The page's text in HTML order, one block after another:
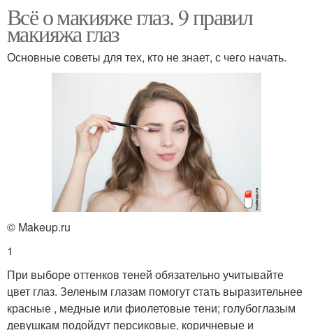
Всё о макияже глаз. 9 правил
макияжа глаз
Основные советы для тех, кто не знает, с чего начать.
© Makeup.ru
1
При выборе оттенков теней обязательно учитывайте
цвет глаз. Зеленым глазам помогут стать выразительнее
красные , медные или фиолетовые тени; голубоглазым
девушкам подойдут персиковые, коричневые и